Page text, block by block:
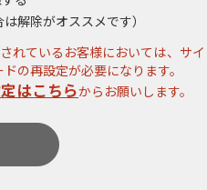
解除がオススメです）
れているお客様においては、サ
の再設定が必要になります。
はこちらからお願いします。